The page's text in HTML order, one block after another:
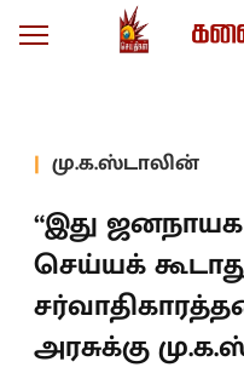
மு.க.ஸ்டாலின்
“இது ஜனநாயக
செய்யக்
அரசுக்கு